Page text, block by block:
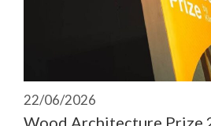
22/06/2026
Wood Architecture Prize